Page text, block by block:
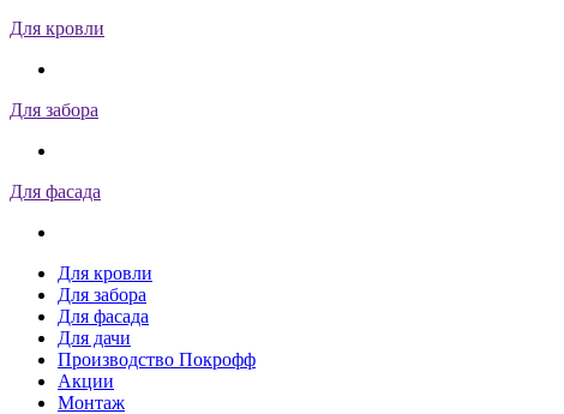
Для кровли
Для забора
Для фасада
Для кровли
Для забора
Для фасада
Для дачи
Производство Покрофф
Акции
Монтаж